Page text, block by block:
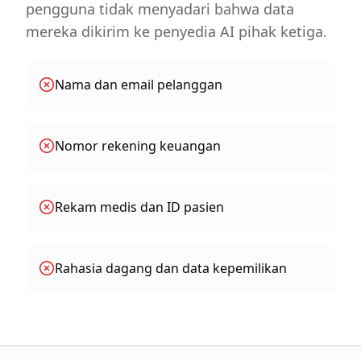
pengguna tidak menyadari bahwa data
mereka dikirim ke penyedia AI pihak ketiga.
Nama dan email pelanggan
Nomor rekening keuangan
Rekam medis dan ID pasien
Rahasia dagang dan data kepemilikan